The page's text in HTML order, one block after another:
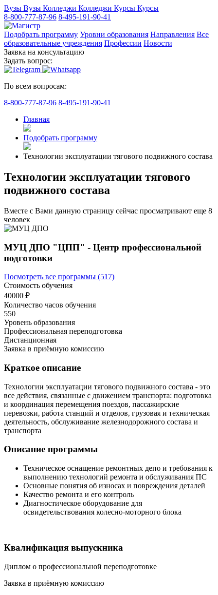
Вузы Вузы Колледжи Колледжи Курсы Курсы
8-800-777-87-96 8-495-191-90-41
Подобрать программу Уровни образования Направления Все
образовательные учреждения Профессии Новости
Заявка на консультацию
Задать вопрос:
По всем вопросам:
8-800-777-87-96 8-495-191-90-41
Главная
Подобрать программу
Технологии эксплуатации тягового подвижного состава
Технологии эксплуатации тягового
подвижного состава
Вместе с Вами данную страницу сейчас просматривают еще 8
человек
МУЦ ДПО "ЦПП" - Центр профессиональной
подготовки
Посмотреть все программы (517)
Стоимость обучения
40000 ₽
Количество часов обучения
550
Уровень образования
Профессиональная переподготовка
Дистанционная
Заявка в приёмную комиссию
Краткое описание
Технологии эксплуатации тягового подвижного состава - это
все действия, связанные с движением транспорта: подготовка
и координация перемещения поездов, пассажирские
перевозки, работа станций и отделов, грузовая и техническая
деятельность, обслуживание железнодорожного состава и
транспорта
Описание программы
Техническое оснащение ремонтных депо и требования к
выполнению технологий ремонта и обслуживания ПС
Основные понятия об износах и повреждения деталей
Качество ремонта и его контроль
Диагностическое оборудование для
освидетельствования колесно-моторного блока
Квалификация выпускника
Диплом о профессиональной переподготовке
Заявка в приёмную комиссию